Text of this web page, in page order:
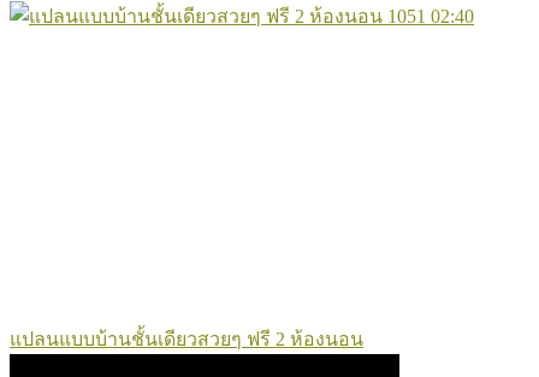
1051 02:40
แปลนแบบบ้านชั้นเดียวสวยๆ ฟรี 2 ห้องนอน